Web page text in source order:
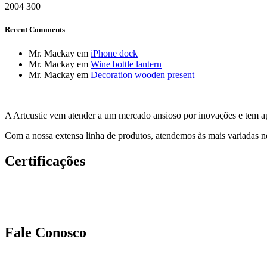
2004 300
Recent Comments
Mr. Mackay em iPhone dock
Mr. Mackay em Wine bottle lantern
Mr. Mackay em Decoration wooden present
A Artcustic vem atender a um mercado ansioso por inovações e tem
Com a nossa extensa linha de produtos, atendemos às mais variadas
Certificações
Fale Conosco